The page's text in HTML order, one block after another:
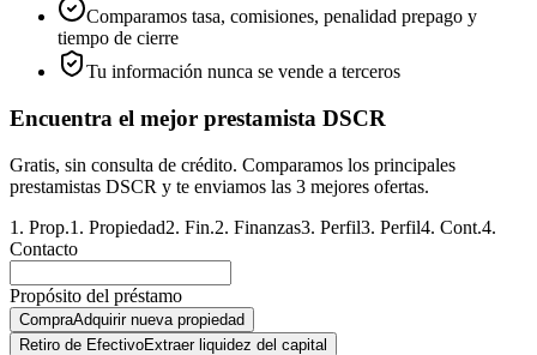
Comparamos tasa, comisiones, penalidad prepago y
tiempo de cierre
Tu información nunca se vende a terceros
Encuentra el mejor prestamista DSCR
Gratis, sin consulta de crédito. Comparamos los principales
prestamistas DSCR y te enviamos las 3 mejores ofertas.
1 . Prop.1 . Propiedad2. Fin.2. Finanzas3. Perfil3. Perfil4. Cont.4.
Contacto
Propósito del préstamo
CompraAdquirir nueva propiedad
Retiro de EfectivoExtraer liquidez del capital